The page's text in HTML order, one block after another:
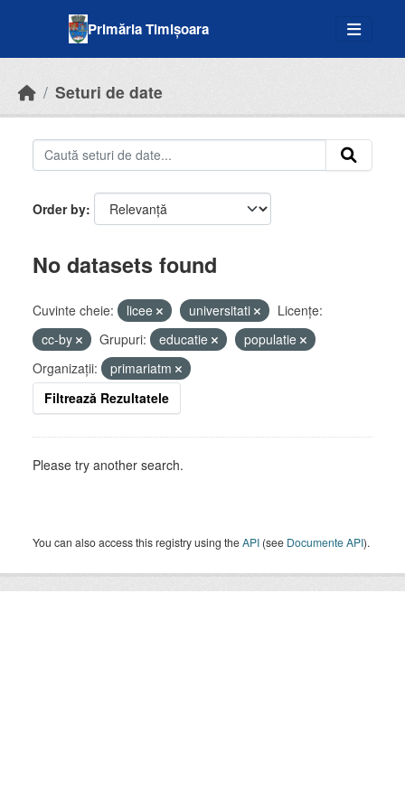
Primăria Timișoara
Seturi de date
Order by
No datasets found
Cuvinte cheie: licee universitati
Licenţe:
cc-by
Grupuri: educatie
populatie
Organizații:
primariatm
Filtrează Rezultatele
Please try another search.
You can also access this registry using theAPI (see Documente API).